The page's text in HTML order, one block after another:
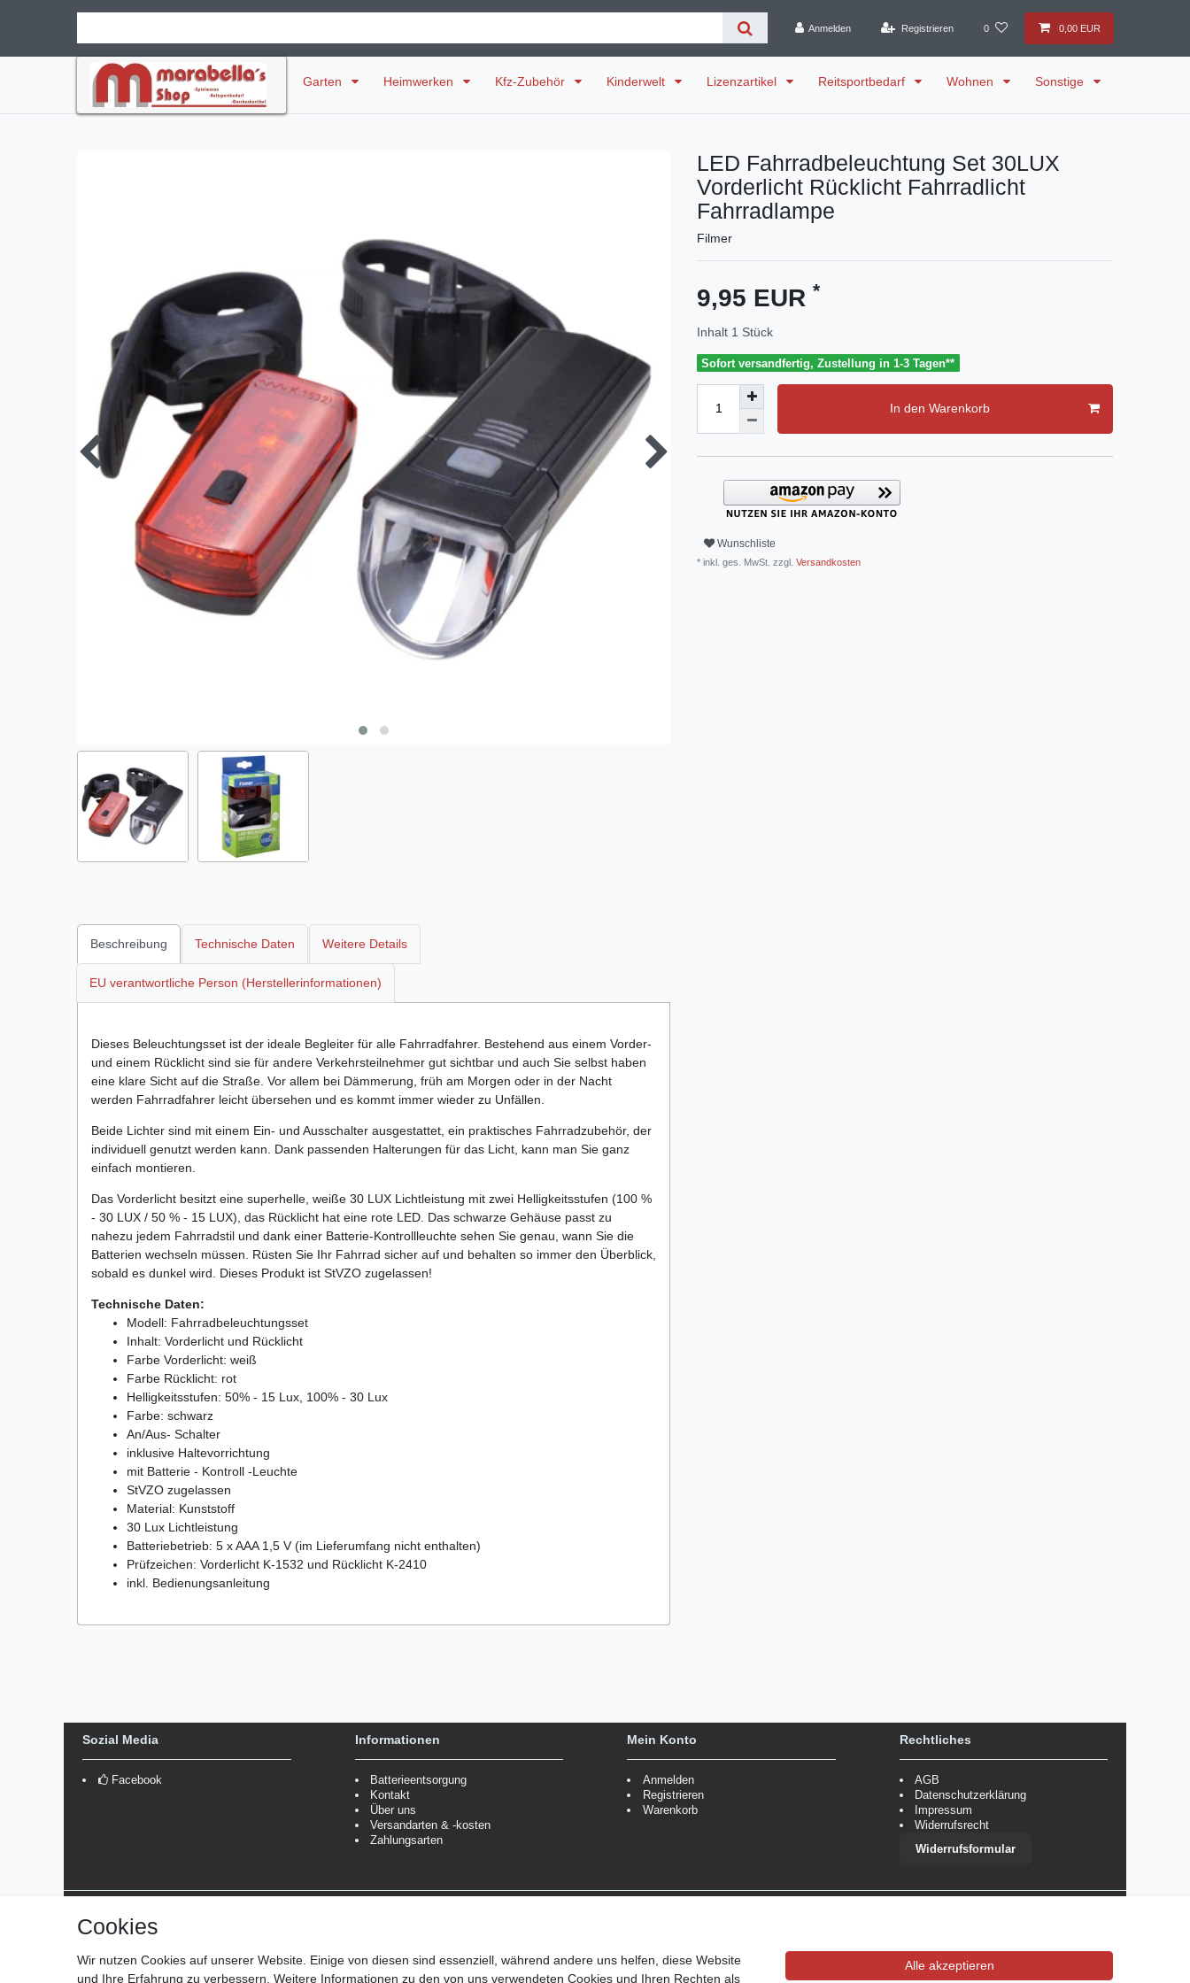
Anmelden Registrieren 0 0,00 EUR
Garten Heimwerken Kfz-Zubehör Kinderwelt Lizenzartikel Reitsportbedarf Wohnen Sonstige
LED Fahrradbeleuchtung Set 30LUX
Vorderlicht Rücklicht Fahrradlicht
Fahrradlampe
Filmer
9,95 EUR *
Inhalt 1 Stück
Sofort versandfertig, Zustellung in 1-3 Tagen**
In den Warenkorb
Wunschliste
* inkl. ges. MwSt. zzgl. Versandkosten
Beschreibung Technische Daten Weitere Details
EU verantwortliche Person (Herstellerinformationen)
Dieses Beleuchtungsset ist der ideale Begleiter für alle Fahrradfahrer. Bestehend aus einem Vorder-
und einem Rücklicht sind sie für andere Verkehrsteilnehmer gut sichtbar und auch Sie selbst haben
eine klare Sicht auf die Straße. Vor allem bei Dämmerung, früh am Morgen oder in der Nacht
werden Fahrradfahrer leicht übersehen und es kommt immer wieder zu Unfällen.
Beide Lichter sind mit einem Ein- und Ausschalter ausgestattet, ein praktisches Fahrradzubehör, der
individuell genutzt werden kann. Dank passenden Halterungen für das Licht, kann man Sie ganz
einfach montieren.
Das Vorderlicht besitzt eine superhelle, weiße 30 LUX Lichtleistung mit zwei Helligkeitsstufen (100 %
- 30 LUX / 50 % - 15 LUX), das Rücklicht hat eine rote LED. Das schwarze Gehäuse passt zu
nahezu jedem Fahrradstil und dank einer Batterie-Kontrollleuchte sehen Sie genau, wann Sie die
Batterien wechseln müssen. Rüsten Sie Ihr Fahrrad sicher auf und behalten so immer den Überblick,
sobald es dunkel wird. Dieses Produkt ist StVZO zugelassen!
Technische Daten:
Modell: Fahrradbeleuchtungsset
Inhalt: Vorderlicht und Rücklicht
Farbe Vorderlicht: weiß
Farbe Rücklicht: rot
Helligkeitsstufen: 50% - 15 Lux, 100% - 30 Lux
Farbe: schwarz
An/Aus- Schalter
inklusive Haltevorrichtung
mit Batterie - Kontroll -Leuchte
StVZO zugelassen
Material: Kunststoff
30 Lux Lichtleistung
Batteriebetrieb: 5 x AAA 1,5 V (im Lieferumfang nicht enthalten)
Prüfzeichen: Vorderlicht K-1532 und Rücklicht K-2410
inkl. Bedienungsanleitung
Sozial Media
Facebook
Informationen
Batterieentsorgung
Kontakt
Über uns
Versandarten & -kosten
Zahlungsarten
Mein Konto
Anmelden
Registrieren
Warenkorb
Rechtliches
AGB
Datenschutzerklärung
Impressum
Widerrufsrecht
Widerrufsformular
*Lieferzeit: 1-3 Werktage / 4-5 Werktage - je nach Artikelgruppe.
Cookies
Wir nutzen Cookies auf unserer Website. Einige von diesen sind essenziell, während andere uns helfen, diese Website
und Ihre Erfahrung zu verbessern. Weitere Informationen zu den von uns verwendeten Cookies und Ihren Rechten als
Alle akzeptieren